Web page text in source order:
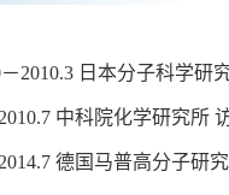
－2010.3 日本分子科学研
中科院化学研究所
德国马普高分子研